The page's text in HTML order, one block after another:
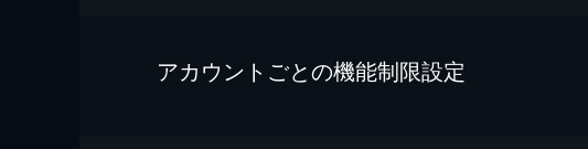
アカウントごとの機能制限設定